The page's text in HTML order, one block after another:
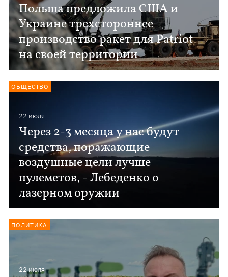
Польша предложила США и
Украине трехстороннее
производство ракет для Patriot
на своей территории
22 июля
Через 2-3 месяца у нас будут
средства, поражающие
воздушные цели лучше
пулеметов, - Лебеденко о
лазерном оружии
ОБЩЕСТВО
22 июля
ПОЛИТИКА